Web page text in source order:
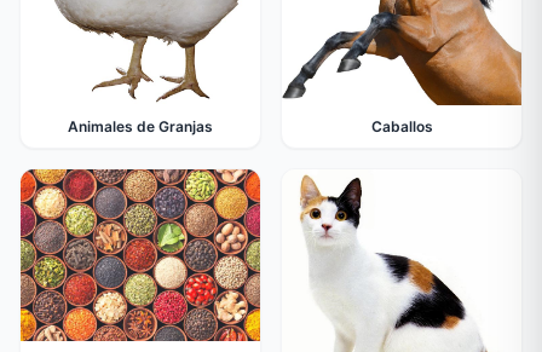
Animales de Granjas Caballos